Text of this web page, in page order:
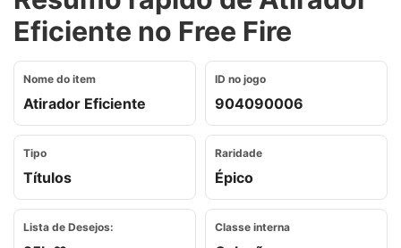
Eficiente no Free Fire
Nome do item
Atirador Eficiente
ID no jogo
904090006
Tipo
Títulos
Raridade
Épico
Lista de Desejos: Classe interna